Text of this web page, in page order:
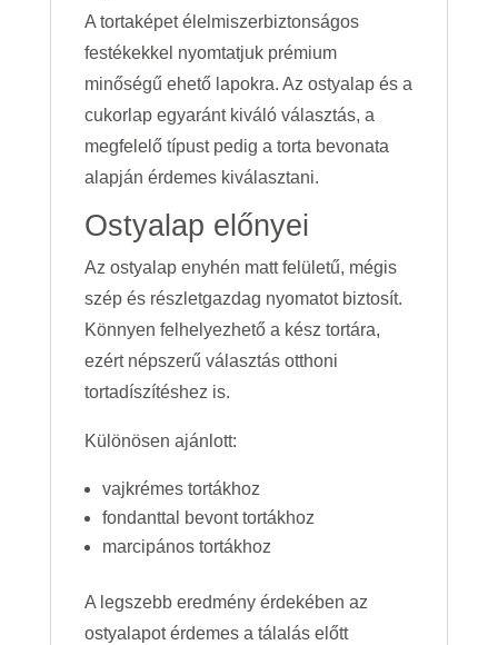
A tortaképet élelmiszerbiztonságos
festékekkel nyomtatjuk prémium
minőségű ehető lapokra. Az ostyalap és a
cukorlap egyaránt kiváló választás, a
megfelelő típust pedig a torta bevonata
alapján érdemes kiválasztani.
Ostyalap előnyei
Az ostyalap enyhén matt felületű, mégis
szép és részletgazdag nyomatot biztosít.
Könnyen felhelyezhető a kész tortára,
ezért népszerű választás otthoni
tortadíszítéshez is.
Különösen ajánlott:
vajkrémes tortákhoz
fondanttal bevont tortákhoz
marcipános tortákhoz
A legszebb eredmény érdekében az
ostyalapot érdemes a tálalás előtt